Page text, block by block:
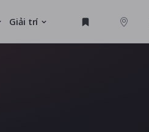
Giải trí